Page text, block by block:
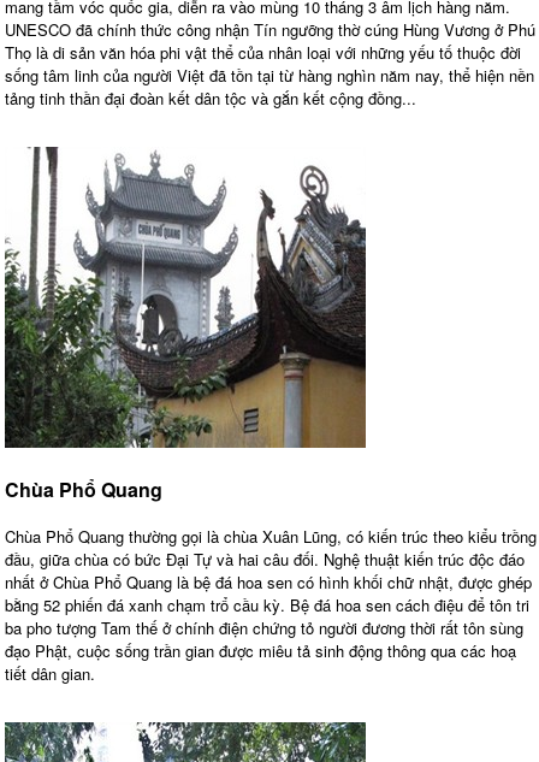
mang tầm vóc quốc gia, diễn ra vào mùng 10 tháng 3 âm lịch hàng năm.
UNESCO đã chính thức công nhận Tín ngưỡng thờ cúng Hùng Vương ở Phú
Thọ là di sản văn hóa phi vật thể của nhân loại với những yếu tố thuộc đời
sống tâm linh của người Việt đã tồn tại từ hàng nghìn năm nay, thể hiện nền
tảng tinh thần đại đoàn kết dân tộc và gắn kết cộng đồng...
Chùa Phổ Quang
Chùa Phổ Quang thường gọi là chùa Xuân Lũng, có kiến trúc theo kiểu trồng
đầu, giữa chùa có bức Đại Tự và hai câu đối. Nghệ thuật kiến trúc độc đáo
nhất ở Chùa Phổ Quang là bệ đá hoa sen có hình khối chữ nhật, được ghép
bằng 52 phiến đá xanh chạm trổ cầu kỳ. Bệ đá hoa sen cách điệu để tôn tri
ba pho tượng Tam thế ở chính điện chứng tỏ người đương thời rất tôn sùng
đạo Phật, cuộc sống trần gian được miêu tả sinh động thông qua các hoạ
tiết dân gian.